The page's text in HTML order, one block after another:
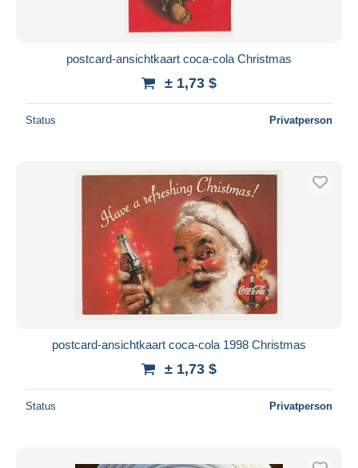
postcard-ansichtkaart coca-cola Christmas
± 1,73 $
Status Privatperson
postcard-ansichtkaart coca-cola 1998 Christmas
± 1,73 $
Status Privatperson